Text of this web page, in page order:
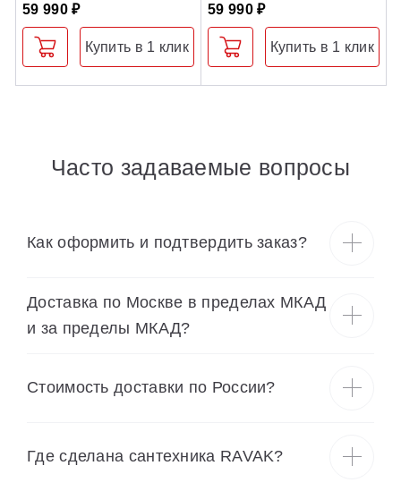
59 990 ₽
Купить в 1 клик
59 990 ₽
Купить в 1 клик
Часто задаваемые вопросы
Как оформить и подтвердить заказ?
Доставка по Москве в пределах МКАД
и за пределы МКАД?
Cтоимость доставки по России?
Где сделана сантехника RAVAK?